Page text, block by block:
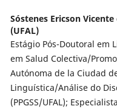
Sóstenes Ericson Vicente
(UFAL)
Estágio Pós-Doutoral em
em Salud Colectiva/
Autónoma de la Ciudad
Linguística/Análise do
(PPGSS/UFAL);